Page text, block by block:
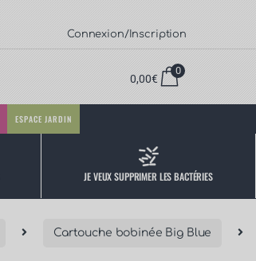
Connexion/Inscription
0,00€
0
ESPACE JARDIN
JE VEUX SUPPRIMER LES BACTÉRIES
Cartouche bobinée Big Blue